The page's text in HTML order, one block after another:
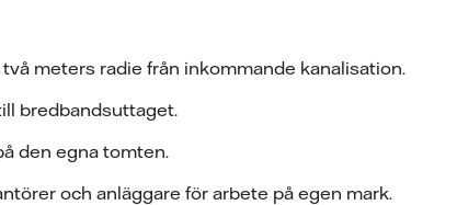
meters radie från inkommande kanalisation.
bredbandsuttaget.
den egna tomten.
och anläggare för arbete på egen mark.